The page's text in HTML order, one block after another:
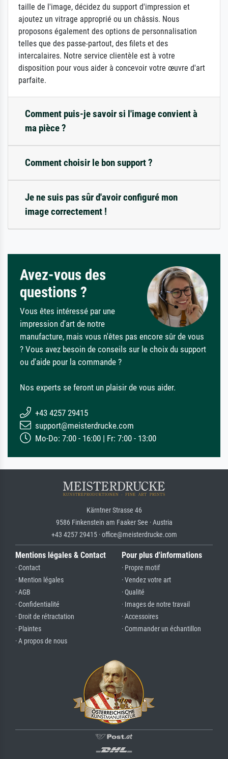
taille de l'image, décidez du support d'impression et
ajoutez un vitrage approprié ou un châssis. Nous
proposons également des options de personnalisation
telles que des passe-partout, des filets et des
intercalaires. Notre service clientèle est à votre
disposition pour vous aider à concevoir votre œuvre d'art
parfaite.
Comment puis-je savoir si l'image convient à
ma pièce ?
Comment choisir le bon support ?
Je ne suis pas sûr d'avoir configuré mon
image correctement !
Avez-vous des
questions ?
Vous êtes intéressé par une
impression d'art de notre
manufacture, mais vous n'êtes pas encore sûr de vous
? Vous avez besoin de conseils sur le choix du support
ou d'aide pour la commande ?
Nos experts se feront un plaisir de vous aider.
+43 4257 29415
support@meisterdrucke.com
Mo-Do: 7:00 - 16:00 | Fr: 7:00 - 13:00
Kärntner Strasse 46
9586 Finkenstein am Faaker See · Austria
+43 4257 29415 · office@meisterdrucke.com
Mentions légales & Contact
· Contact
· Mention légales
· AGB
· Confidentialité
· Droit de rétractation
· Plaintes
· A propos de nous
Pour plus d'informations
· Propre motif
· Vendez votre art
· Qualité
· Images de notre travail
· Accessoires
· Commander un échantillon